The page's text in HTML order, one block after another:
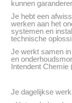
kunnen
Je hebt een
werken aan het
systemen en
technische
Je werkt samen in
en
Intendent Chemie
Je dagelijkse